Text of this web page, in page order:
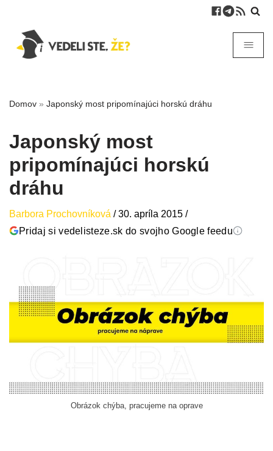
Domov » Japonský most pripomínajúci horskú dráhu
Japonský most
pripomínajúci horskú
dráhu
Barbora Prochovníková /30. apríla 2015 /
Pridaj si vedelisteze.sk do svojho Google feedu
Obrázok chýba, pracujeme na oprave